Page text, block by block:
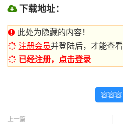
下载地址：
此处为隐藏的内容！
注册会员并登陆后，才能查看
已经注册，点击登录
容容容
上一篇